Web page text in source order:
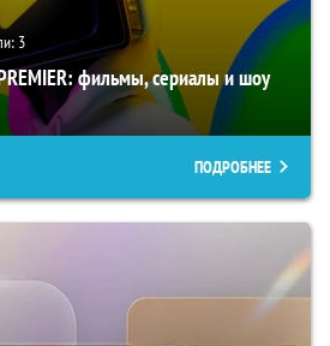
3
фильмы, сериалы и шоу
ПОДРОБНЕЕ